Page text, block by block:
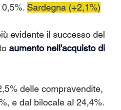
Sardegna (+2,1%)
evidente il successo del
aumento nell'acquisto di
delle compravendite,
e dal bilocale al 24,4%.